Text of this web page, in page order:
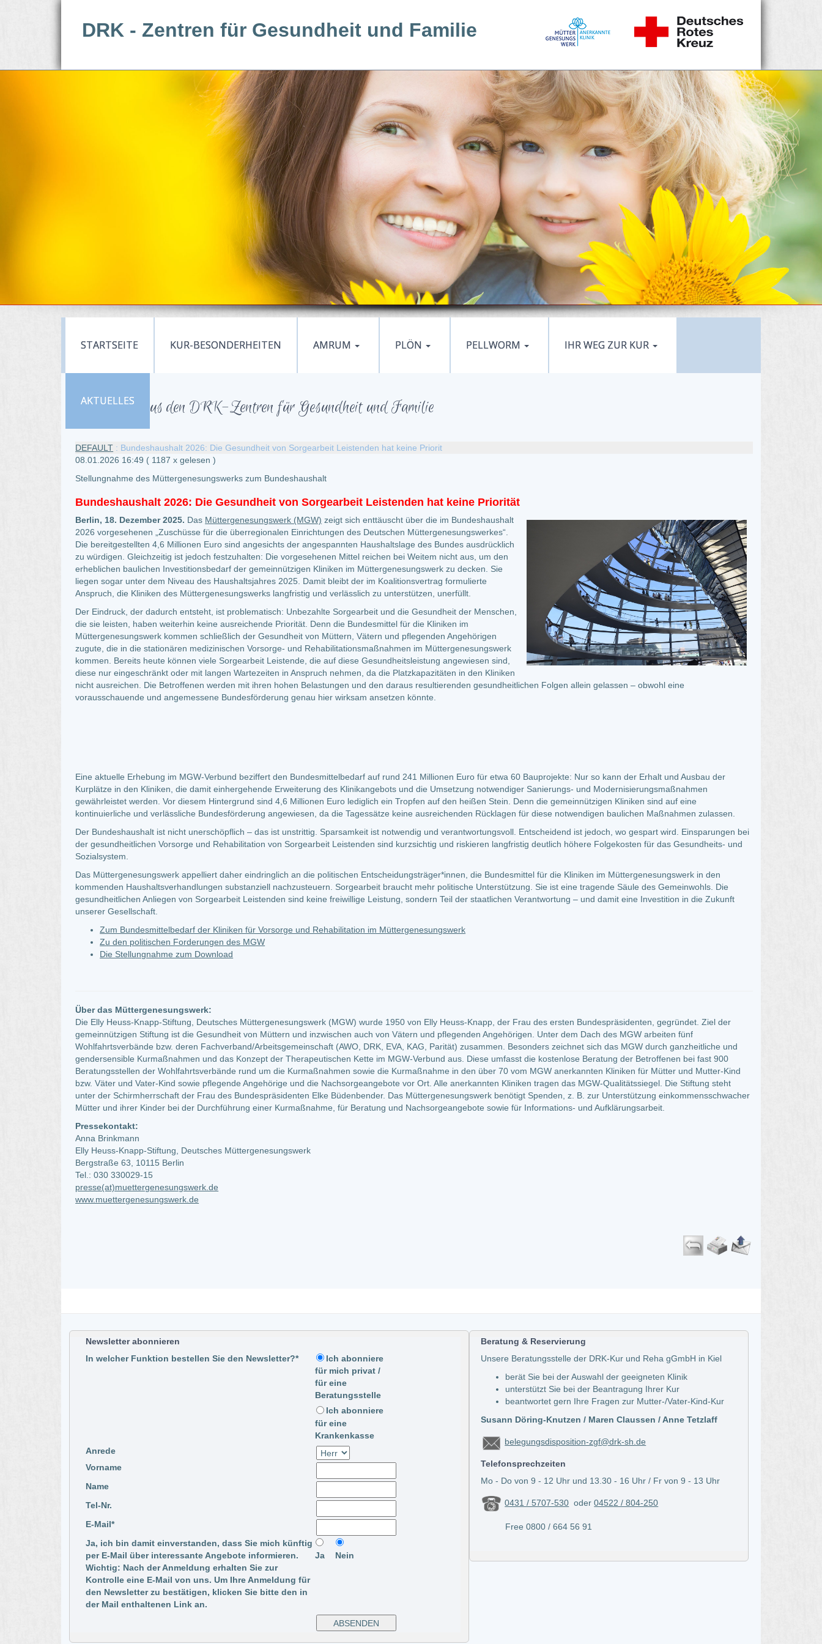
DRK - Zentren für Gesundheit und Familie
STARTSEITE KUR-BESONDERHEITEN AMRUM PLÖN PELLWORM IHR WEG ZUR KUR
AKTUELLES
Neuigkeiten aus den DRK-Zentren für Gesundheit und Familie
DEFAULT : Bundeshaushalt 2026: Die Gesundheit von Sorgearbeit Leistenden hat keine Priorit
08.01.2026 16:49 ( 1187 x gelesen )
Stellungnahme des Müttergenesungswerks zum Bundeshaushalt
Bundeshaushalt 2026: Die Gesundheit von Sorgearbeit Leistenden hat keine Priorität
Berlin, 18. Dezember 2025. Das Müttergenesungswerk (MGW) zeigt sich enttäuscht über die im Bundeshaushalt
2026 vorgesehenen „Zuschüsse für die überregionalen Einrichtungen des Deutschen Müttergenesungswerkes“.
Die bereitgestellten 4,6 Millionen Euro sind angesichts der angespannten Haushaltslage des Bundes ausdrücklich
zu würdigen. Gleichzeitig ist jedoch festzuhalten: Die vorgesehenen Mittel reichen bei Weitem nicht aus, um den
erheblichen baulichen Investitionsbedarf der gemeinnützigen Kliniken im Müttergenesungswerk zu decken. Sie
liegen sogar unter dem Niveau des Haushaltsjahres 2025. Damit bleibt der im Koalitionsvertrag formulierte
Anspruch, die Kliniken des Müttergenesungswerks langfristig und verlässlich zu unterstützen, unerfüllt.
Der Eindruck, der dadurch entsteht, ist problematisch: Unbezahlte Sorgearbeit und die Gesundheit der Menschen,
die sie leisten, haben weiterhin keine ausreichende Priorität. Denn die Bundesmittel für die Kliniken im
Müttergenesungswerk kommen schließlich der Gesundheit von Müttern, Vätern und pflegenden Angehörigen
zugute, die in die stationären medizinischen Vorsorge- und Rehabilitationsmaßnahmen im Müttergenesungswerk
kommen. Bereits heute können viele Sorgearbeit Leistende, die auf diese Gesundheitsleistung angewiesen sind,
diese nur eingeschränkt oder mit langen Wartezeiten in Anspruch nehmen, da die Platzkapazitäten in den Kliniken
nicht ausreichen. Die Betroffenen werden mit ihren hohen Belastungen und den daraus resultierenden gesundheitlichen Folgen allein gelassen – obwohl eine
vorausschauende und angemessene Bundesförderung genau hier wirksam ansetzen könnte.
Eine aktuelle Erhebung im MGW-Verbund beziffert den Bundesmittelbedarf auf rund 241 Millionen Euro für etwa 60 Bauprojekte: Nur so kann der Erhalt und Ausbau der
Kurplätze in den Kliniken, die damit einhergehende Erweiterung des Klinikangebots und die Umsetzung notwendiger Sanierungs- und Modernisierungsmaßnahmen
gewährleistet werden. Vor diesem Hintergrund sind 4,6 Millionen Euro lediglich ein Tropfen auf den heißen Stein. Denn die gemeinnützigen Kliniken sind auf eine
kontinuierliche und verlässliche Bundesförderung angewiesen, da die Tagessätze keine ausreichenden Rücklagen für diese notwendigen baulichen Maßnahmen zulassen.
Der Bundeshaushalt ist nicht unerschöpflich – das ist unstrittig. Sparsamkeit ist notwendig und verantwortungsvoll. Entscheidend ist jedoch, wo gespart wird. Einsparungen bei
der gesundheitlichen Vorsorge und Rehabilitation von Sorgearbeit Leistenden sind kurzsichtig und riskieren langfristig deutlich höhere Folgekosten für das Gesundheits- und
Sozialsystem.
Das Müttergenesungswerk appelliert daher eindringlich an die politischen Entscheidungsträger*innen, die Bundesmittel für die Kliniken im Müttergenesungswerk in den
kommenden Haushaltsverhandlungen substanziell nachzusteuern. Sorgearbeit braucht mehr politische Unterstützung. Sie ist eine tragende Säule des Gemeinwohls. Die
gesundheitlichen Anliegen von Sorgearbeit Leistenden sind keine freiwillige Leistung, sondern Teil der staatlichen Verantwortung – und damit eine Investition in die Zukunft
unserer Gesellschaft.
Zum Bundesmittelbedarf der Kliniken für Vorsorge und Rehabilitation im Müttergenesungswerk
Zu den politischen Forderungen des MGW
Die Stellungnahme zum Download
Über das Müttergenesungswerk:
Die Elly Heuss-Knapp-Stiftung, Deutsches Müttergenesungswerk (MGW) wurde 1950 von Elly Heuss-Knapp, der Frau des ersten Bundespräsidenten, gegründet. Ziel der
gemeinnützigen Stiftung ist die Gesundheit von Müttern und inzwischen auch von Vätern und pflegenden Angehörigen. Unter dem Dach des MGW arbeiten fünf
Wohlfahrtsverbände bzw. deren Fachverband/Arbeitsgemeinschaft (AWO, DRK, EVA, KAG, Parität) zusammen. Besonders zeichnet sich das MGW durch ganzheitliche und
gendersensible Kurmaßnahmen und das Konzept der Therapeutischen Kette im MGW-Verbund aus. Diese umfasst die kostenlose Beratung der Betroffenen bei fast 900
Beratungsstellen der Wohlfahrtsverbände rund um die Kurmaßnahmen sowie die Kurmaßnahme in den über 70 vom MGW anerkannten Kliniken für Mütter und Mutter-Kind
bzw. Väter und Vater-Kind sowie pflegende Angehörige und die Nachsorgeangebote vor Ort. Alle anerkannten Kliniken tragen das MGW-Qualitätssiegel. Die Stiftung steht
unter der Schirmherrschaft der Frau des Bundespräsidenten Elke Büdenbender. Das Müttergenesungswerk benötigt Spenden, z. B. zur Unterstützung einkommensschwacher
Mütter und ihrer Kinder bei der Durchführung einer Kurmaßnahme, für Beratung und Nachsorgeangebote sowie für Informations- und Aufklärungsarbeit.
Pressekontakt:
Anna Brinkmann
Elly Heuss-Knapp-Stiftung, Deutsches Müttergenesungswerk
Bergstraße 63, 10115 Berlin
Tel.: 030 330029-15
presse(at)muettergenesungswerk.de
www.muettergenesungswerk.de
Newsletter abonnieren
In welcher Funktion bestellen Sie den Newsletter?*
Ich abonniere
für mich privat /
für eine
Beratungsstelle
Ich abonniere
für eine
Krankenkasse
Anrede
Vorname
Name
Tel-Nr.
E-Mail*
Ja, ich bin damit einverstanden, dass Sie mich künftig
per E-Mail über interessante Angebote informieren.
Wichtig: Nach der Anmeldung erhalten Sie zur
Kontrolle eine E-Mail von uns. Um Ihre Anmeldung für
den Newsletter zu bestätigen, klicken Sie bitte den in
der Mail enthaltenen Link an.
Ja Nein
Beratung & Reservierung
Unsere Beratungsstelle der DRK-Kur und Reha gGmbH in Kiel
berät Sie bei der Auswahl der geeigneten Klinik
unterstützt Sie bei der Beantragung Ihrer Kur
beantwortet gern Ihre Fragen zur Mutter-/Vater-Kind-Kur
Susann Döring-Knutzen / Maren Claussen / Anne Tetzlaff
belegungsdisposition-zgf@drk-sh.de
Telefonsprechzeiten
Mo - Do von 9 - 12 Uhr und 13.30 - 16 Uhr / Fr von 9 - 13 Uhr
0431 / 5707-530 oder04522 / 804-250
Free 0800 / 664 56 91